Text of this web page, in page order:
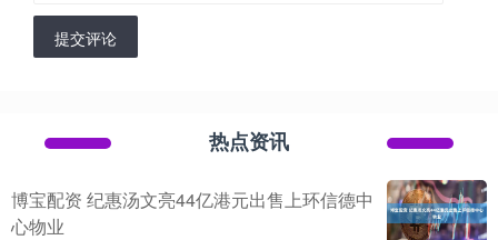
提交评论
热点资讯
博宝配资 纪惠汤文亮44亿港元出售上环信德中
心物业